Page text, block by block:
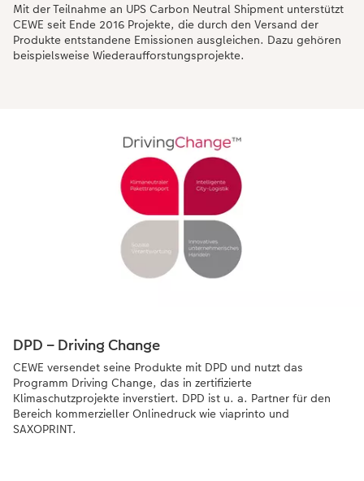
Mit der Teilnahme an UPS Carbon Neutral Shipment unterstützt
CEWE seit Ende 2016 Projekte, die durch den Versand der
Produkte entstandene Emissionen ausgleichen. Dazu gehören
beispielsweise Wiederaufforstungsprojekte.
DPD – Driving Change
CEWE versendet seine Produkte mit DPD und nutzt das
Programm Driving Change, das in zertifizierte
Klimaschutzprojekte inverstiert. DPD ist u. a. Partner für den
Bereich kommerzieller Onlinedruck wie viaprinto und
SAXOPRINT.